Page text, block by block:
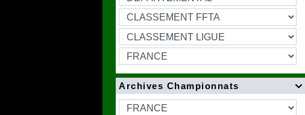

Archives Championnats